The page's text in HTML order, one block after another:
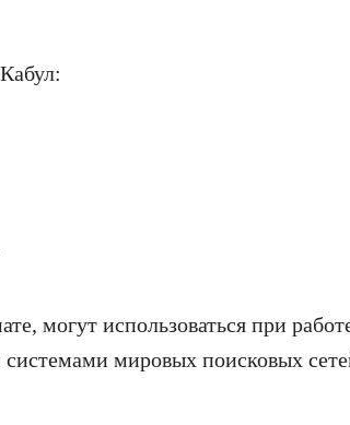
могут использоваться при
мировых поисковых